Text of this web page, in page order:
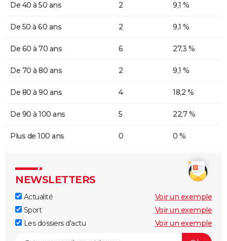
De 40 à 50 ans 2 9,1 %
De 50 à 60 ans 2 9,1 %
De 60 à 70 ans 6 27,3 %
De 70 à 80 ans 2 9,1 %
De 80 à 90 ans 4 18,2 %
De 90 à 100 ans 5 22,7 %
Plus de 100 ans 0 0 %
NEWSLETTERS
Actualité
Voir un exemple
Sport
Voir un exemple
Les dossiers d'actu
Voir un exemple